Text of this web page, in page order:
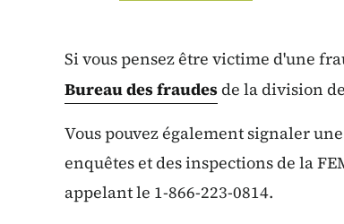
Si vous pensez être victime d'une
Bureau des fraudesde la division
Vous pouvez également signaler
enquêtes et des inspections de la
appelant le 1-866-223-0814.